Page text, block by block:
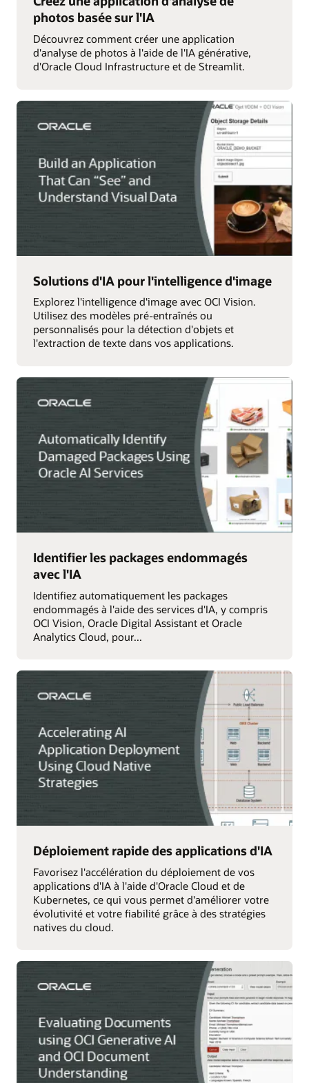
photos basée sur l'IA
Découvrez comment créer une application
d'analyse de photos à l'aide de l'IA générative,
d'Oracle Cloud Infrastructure et de Streamlit.
Solutions d'IA pour l'intelligence d'image
Explorez l'intelligence d'image avec OCI Vision.
Utilisez des modèles pré-entraînés ou
personnalisés pour la détection d'objets et
l'extraction de texte dans vos applications.
Identifier les packages endommagés
avec l'IA
Identifiez automatiquement les packages
endommagés à l'aide des services d'IA, y compris
OCI Vision, Oracle Digital Assistant et Oracle
Analytics Cloud, pour...
Déploiement rapide des applications d'IA
Favorisez l'accélération du déploiement de vos
applications d'IA à l'aide d'Oracle Cloud et de
Kubernetes, ce qui vous permet d'améliorer votre
évolutivité et votre fiabilité grâce à des stratégies
natives du cloud.